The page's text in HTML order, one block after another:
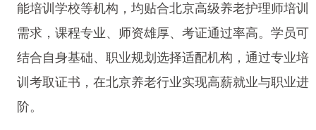
能培训学校等机构，均贴合北京高级养老护理师培训
需求，课程专业、师资雄厚、考证通过率高。学员可
结合自身基础、职业规划选择适配机构，通过专业培
训考取证书，在北京养老行业实现高薪就业与职业进
阶。